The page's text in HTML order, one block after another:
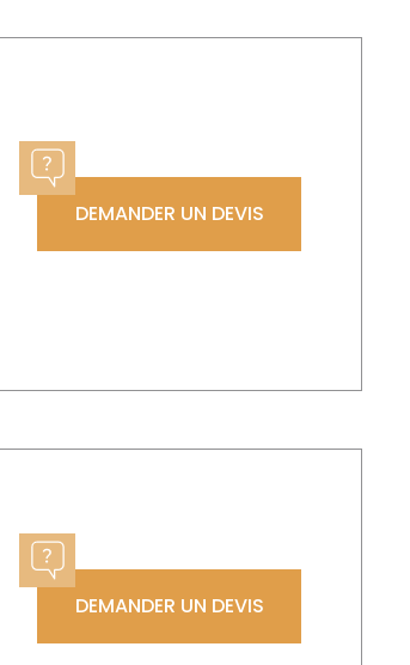
DEMANDER UN DEVIS
DEMANDER UN DEVIS